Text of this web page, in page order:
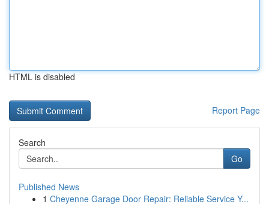
HTML is disabled
Report Page
Search
Go
Published News
1 Cheyenne Garage Door Repair: Reliable Service Y...